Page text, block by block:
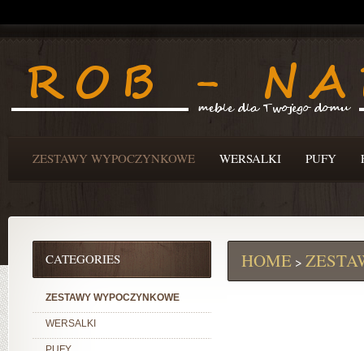
ZESTAWY WYPOCZYNKOWE WERSALKI PUFY
CATEGORIES
ZESTAWY WYPOCZYNKOWE
WERSALKI
HOME >